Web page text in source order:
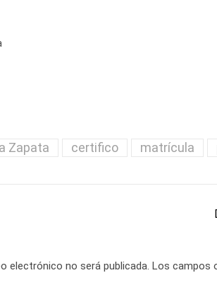
Zapata certifico matrícula
electrónico no será publicada. Los campos